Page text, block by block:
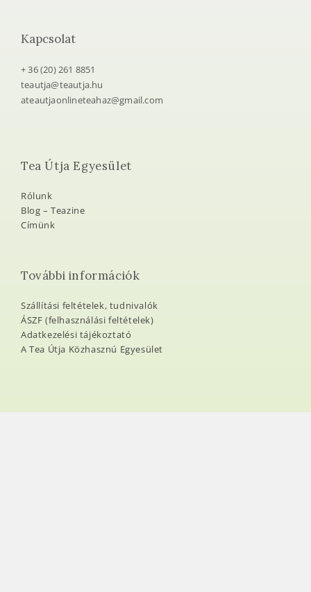
Kapcsolat
+ 36 (20) 261 8851
teautja@teautja.hu
ateautjaonlineteahaz@gmail.com
Tea Útja Egyesület
Rólunk
Blog – Teazine
Címünk
További információk
Szállítási feltételek, tudnivalók
ÁSZF (felhasználási feltételek)
Adatkezelési tájékoztató
A Tea Útja Közhasznú Egyesület